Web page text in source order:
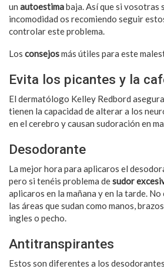
un autoestimabaja. Así que si vosotras
incomodidad os recomiendo seguir
controlar este problema.
Los consejosmás útiles para este
Evita los picantes y la
El dermatólogo Kelley Redbord
tienen la capacidad de alterar a los
en el cerebro y causan sudoración en
Desodorante
La mejor hora para aplicaros el
pero si tenéis problema desudor
aplicaros en la mañana y en la tarde.
las áreas que sudan como manos,
ingles o pecho.
Antitranspirantes
Estos son diferentes a los